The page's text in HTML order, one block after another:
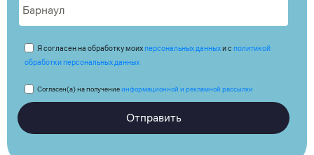
Я согласен на обработку моих персональных данныхи с политикой
обработки персональных данных
Согласен(а) на получениеинформационной и рекламной рассылки
Отправить